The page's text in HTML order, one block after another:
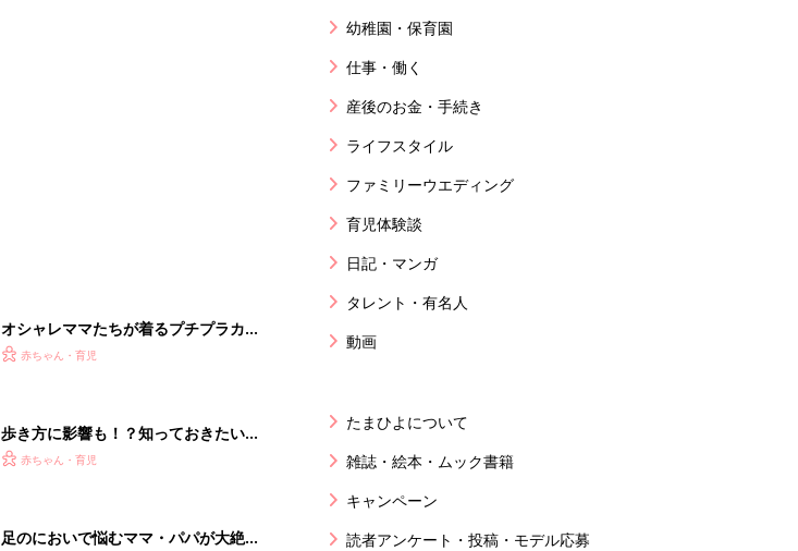
確実のアウター5選
おそろいも♪」激かわフォト5選
幼稚園・保育園
仕事・働く
産後のお金・手続き
ライフスタイル
ファミリーウエディング
育児体験談
日記・マンガ
タレント・有名人
動画
たまひよについて
雑誌・絵本・ムック書籍
キャンペーン
読者アンケート・投稿・モデル応募